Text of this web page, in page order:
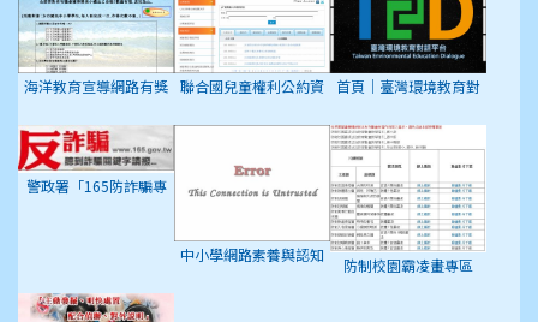
海洋教育宣導網路有獎 聯合國兒童權利公約資
首頁｜臺灣環境教育對
警政署「165防詐騙專
中小學網路素養與認知 防制校園霸凌畫專區